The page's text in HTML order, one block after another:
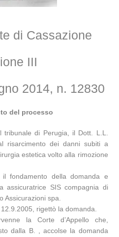
di Cassazione
III
2014, n. 12830
del processo
di Perugia, il Dott. L.L.
risarcimento dei danni subiti a
estetica volto alla rimozione
fondamento della domanda e
assicuratrice SIS compagnia di
Assicurazioni spa.
rigettò la domanda.
la Corte d’Appello che,
dalla B. , accolse la domanda